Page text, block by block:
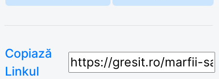
Copiază
Linkul